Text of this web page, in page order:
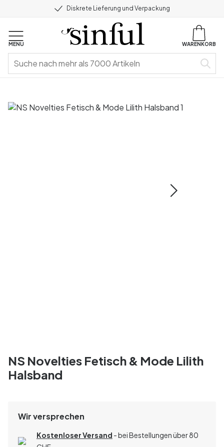
Diskrete Lieferung und Verpackung
MENU WARENKORB
NS Novelties Fetisch & Mode Lilith
Halsband
Wir versprechen
Kostenloser Versand - bei Bestellungen über 80